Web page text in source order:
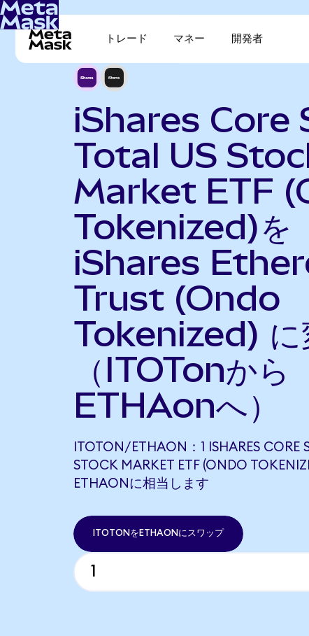
トレード マネー 開発者
iShares Core
Total US
Market ETF
Tokenized)を
iShares
Trust (Ondo
Tokenized) に
（ITOTonから
ETHAonへ）
ITOTON/ETHAON：1 ISHARES CORE
STOCK MARKET ETF (ONDO
ETHAONに相当します
ITOTONをETHAONにスワップ